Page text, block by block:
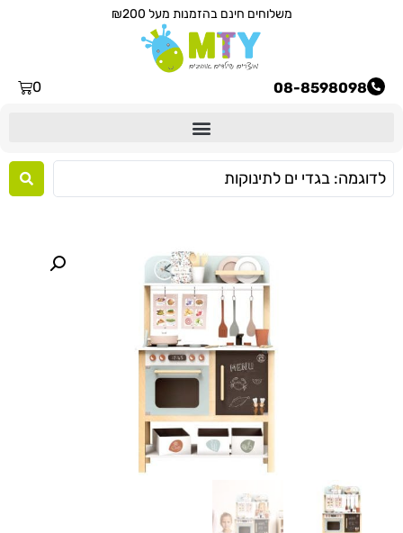
משלוחים חינם בהזמנות מעל ₪200
08-8598098
0